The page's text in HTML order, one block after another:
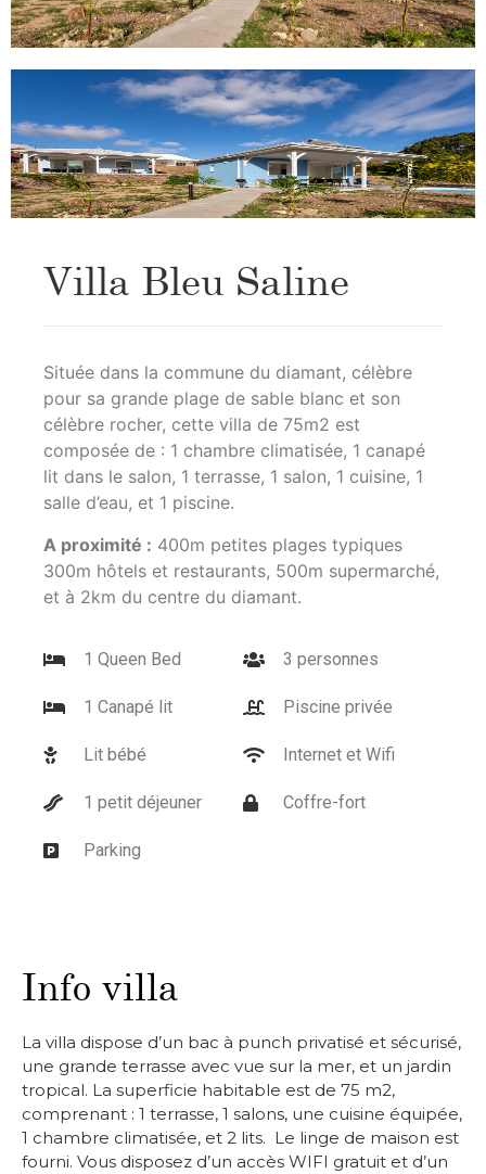
Villa Bleu Saline
Située dans la commune du diamant, célèbre
pour sa grande plage de sable blanc et son
célèbre rocher, cette villa de 75m2 est
composée de : 1 chambre climatisée, 1 canapé
lit dans le salon, 1 terrasse, 1 salon, 1 cuisine, 1
salle d’eau, et 1 piscine.
A proximité : 400m petites plages typiques
300m hôtels et restaurants, 500m supermarché,
et à 2km du centre du diamant.
1 Queen Bed
1 Canapé lit
Lit bébé
1 petit déjeuner
Parking
3 personnes
Piscine privée
Internet et Wifi
Coffre-fort
Info villa
La villa dispose d’un bac à punch privatisé et sécurisé,
une grande terrasse avec vue sur la mer, et un jardin
tropical. La superficie habitable est de 75 m2,
comprenant : 1 terrasse, 1 salons, une cuisine équipée,
1 chambre climatisée, et 2 lits. Le linge de maison est
fourni. Vous disposez d’un accès WIFI gratuit et d’un